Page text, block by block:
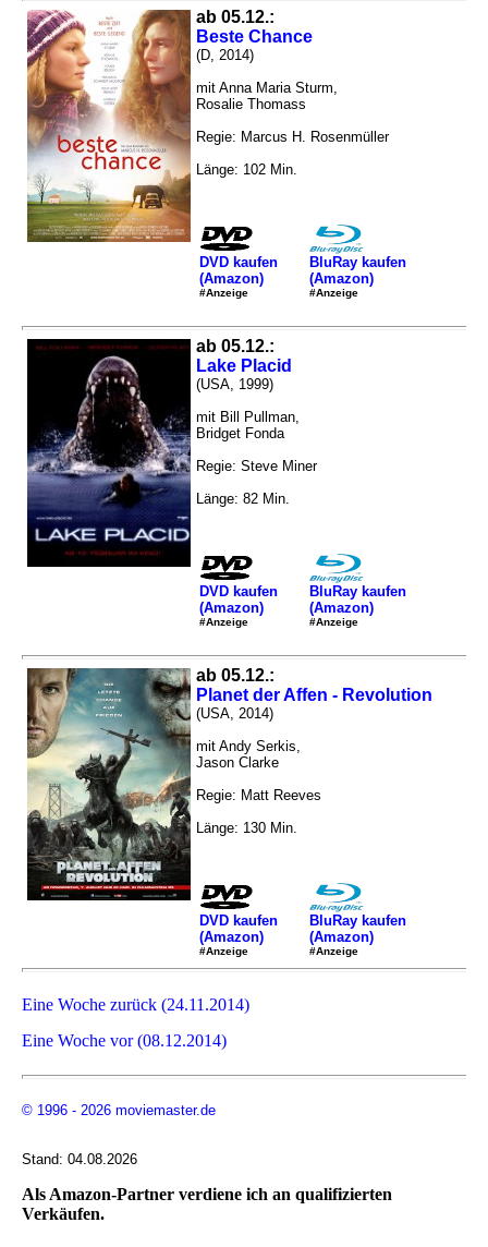
ab 05.12.:
Beste Chance
(D, 2014)
mit Anna Maria Sturm,
Rosalie Thomass
Regie: Marcus H. Rosenmüller
Länge: 102 Min.
DVD kaufen
(Amazon)
#Anzeige
BluRay kaufen
(Amazon)
#Anzeige
ab 05.12.:
Lake Placid
(USA, 1999)
mit Bill Pullman,
Bridget Fonda
Regie: Steve Miner
Länge: 82 Min.
DVD kaufen
(Amazon)
#Anzeige
BluRay kaufen
(Amazon)
#Anzeige
ab 05.12.:
Planet der Affen - Revolution
(USA, 2014)
mit Andy Serkis,
Jason Clarke
Regie: Matt Reeves
Länge: 130 Min.
DVD kaufen
(Amazon)
#Anzeige
BluRay kaufen
(Amazon)
#Anzeige
Eine Woche zurück (24.11.2014)
Eine Woche vor (08.12.2014)
© 1996 - 2026 moviemaster.de
Stand: 04.08.2026
Als Amazon-Partner verdiene ich an qualifizierten
Verkäufen.